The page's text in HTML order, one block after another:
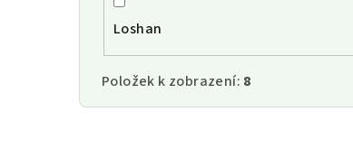
Loshan
Položek k zobrazení: 8